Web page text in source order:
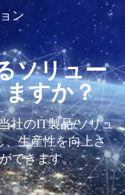
ン
ソリュー
すか？
社のIT製品/ソリュ
、生産性を向上さ
できます。